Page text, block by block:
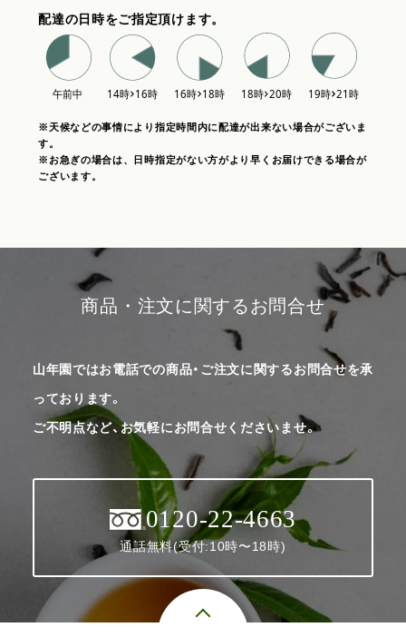
配達の日時をご指定頂けます。
※天候などの事情により指定時間内に配達が出来ない場合がございま
す。
※お急ぎの場合は、日時指定がない方がより早くお届けできる場合が
ございます。
商品・注文に関するお問合せ
山年園ではお電話での商品・ご注文に関するお問合せを承
っております。
ご不明点など、お気軽にお問合せくださいませ。
0120-22-4663
通話無料(受付:10時〜18時)